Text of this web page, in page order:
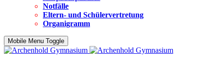
Notfälle
Eltern- und Schülervertretung
Organigramm
Mobile Menu Toggle